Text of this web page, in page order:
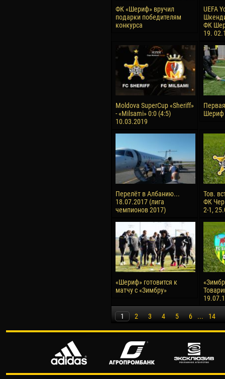
ФК «Шериф» вручил
подарки победителям
конкурса
UEFA
ФК
19.
Moldova SuperCup «Sheriff»
- «Milsami» 0:0 (4:5)
10.03.2019
Шериф
Перелёт в Албанию...
18.07.2017 (лига
чемпионов 2017)
Тов.
ФК
2-1,
«Шериф» готовится к
матчу с «Зимбру»
1 2 3 4 5 6 ... 14